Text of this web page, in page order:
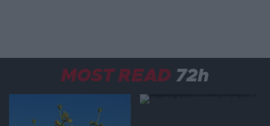
ΚΑΙΡΟΣ 09:34
Που θα φτάσει στους 39 βαθμούς ο καιρός
MOST READ 72h